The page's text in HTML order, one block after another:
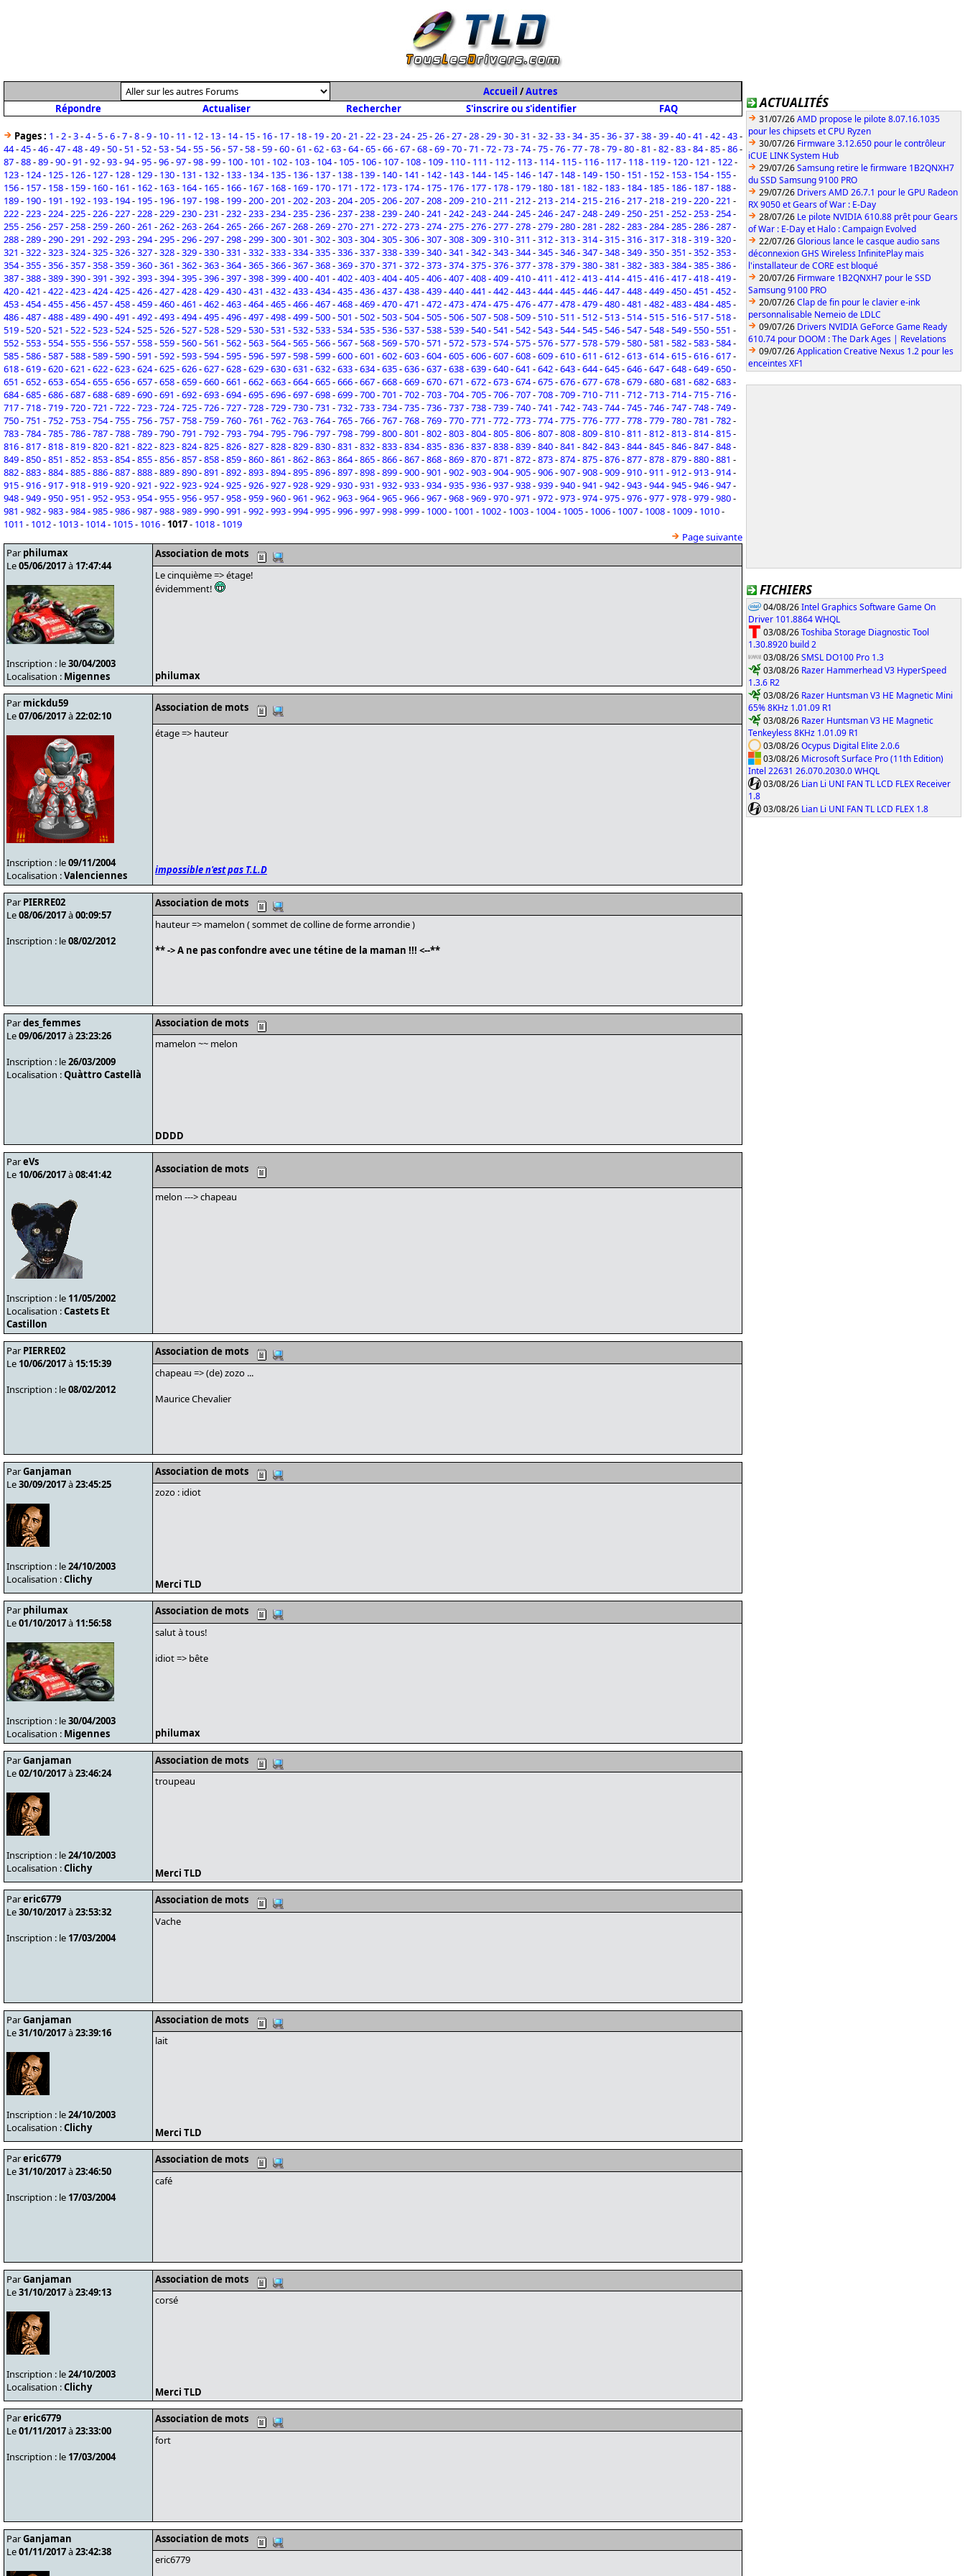
ACTUALITÉS
31/07/26AMD propose le pilote 8.07.16.1035
pour les chipsets et CPU Ryzen
30/07/26 Firmware 3.12.650 pour le contrôleur
iCUE LINK System Hub
29/07/26Samsung retire le firmware 1B2QNXH7
du SSD Samsung 9100 PRO
29/07/26 Drivers AMD 26.7.1 pour le GPU Radeon
RX 9050 et Gears of War : E-Day
28/07/26 Le pilote NVIDIA 610.88 prêt pour Gears
of War : E-Day et Halo : Campaign Evolved
22/07/26Glorious lance le casque audio sans
déconnexion GHS Wireless InfinitePlay mais
l'installateur de CORE est bloqué
20/07/26 Firmware 1B2QNXH7 pour le SSD
Samsung 9100 PRO
20/07/26Clap de fin pour le clavier e-ink
personnalisable Nemeio de LDLC
09/07/26 Drivers NVIDIA GeForce Game Ready
610.74 pour DOOM : The Dark Ages | Revelations
09/07/26Application Creative Nexus 1.2 pour les
enceintes XF1
FICHIERS
04/08/26Intel Graphics Software Game On
Driver 101.8864 WHQL
03/08/26Toshiba Storage Diagnostic Tool
1.30.8920 build 2
03/08/26SMSL DO100 Pro 1.3
03/08/26 Razer Hammerhead V3 HyperSpeed
1.3.6 R2
03/08/26 Razer Huntsman V3 HE Magnetic Mini
65% 8KHz 1.01.09 R1
03/08/26 Razer Huntsman V3 HE Magnetic
Tenkeyless 8KHz 1.01.09 R1
03/08/26Ocypus Digital Elite 2.0.6
03/08/26 Microsoft Surface Pro (11th Edition)
Intel 22631 26.070.2030.0 WHQL
03/08/26 Lian Li UNI FAN TL LCD FLEX Receiver
1.8
03/08/26 Lian Li UNI FAN TL LCD FLEX 1.8
Accueil /Autres
Répondre
Actualiser Rechercher S'inscrire ou s'identifier FAQ
Pages : 1 -2-3-4-5-6-7-8-9- 10- 11 - 12- 13- 14- 15- 16- 17- 18- 19-20-21 -22-23-24-25-26-27-28-29-30-31 -32-33-34-35-36-37-38-39-40-41 -42-43-
44-45-46-47-48-49-50-51 -52-53-54-55-56-57-58-59-60-61 -62-63-64-65-66-67-68-69-70-71 -72-73-74-75-76-77-78-79-80-81 -82-83-84-85-86-
87-88-89-90-91 -92-93-94-95-96-97-98-99- 100- 101 - 102- 103- 104- 105- 106- 107- 108- 109- 110- 111 - 112- 113- 114- 115- 116- 117- 118- 119- 120- 121 - 122-
123- 124- 125- 126- 127- 128- 129- 130- 131 - 132- 133- 134- 135- 136- 137- 138- 139- 140- 141 - 142- 143- 144- 145- 146- 147- 148- 149- 150- 151 - 152- 153- 154- 155-
156- 157- 158- 159- 160- 161 - 162- 163- 164- 165- 166- 167- 168- 169- 170- 171 - 172- 173- 174- 175- 176- 177- 178- 179- 180- 181 - 182- 183- 184- 185- 186- 187- 188-
189- 190- 191 - 192- 193- 194- 195- 196- 197- 198- 199-200-201 -202-203-204-205-206-207-208-209-210-211 -212-213-214-215-216-217-218-219-220-221 -
222-223-224-225-226-227-228-229-230-231 -232-233-234-235-236-237-238-239-240-241 -242-243-244-245-246-247-248-249-250-251 -252-253-254-
255-256-257-258-259-260-261 -262-263-264-265-266-267-268-269-270-271 -272-273-274-275-276-277-278-279-280-281 -282-283-284-285-286-287-
288-289-290-291 -292-293-294-295-296-297-298-299-300-301 -302-303-304-305-306-307-308-309-310-311 -312-313-314-315-316-317-318-319-320-
321 -322-323-324-325-326-327-328-329-330-331 -332-333-334-335-336-337-338-339-340-341 -342-343-344-345-346-347-348-349-350-351 -352-353-
354-355-356-357-358-359-360-361 -362-363-364-365-366-367-368-369-370-371 -372-373-374-375-376-377-378-379-380-381 -382-383-384-385-386-
387-388-389-390-391 -392-393-394-395-396-397-398-399-400-401 -402-403-404-405-406-407-408-409-410-411 -412-413-414-415-416-417-418-419-
420-421 -422-423-424-425-426-427-428-429-430-431 -432-433-434-435-436-437-438-439-440-441 -442-443-444-445-446-447-448-449-450-451 -452-
453-454-455-456-457-458-459-460-461 -462-463-464-465-466-467-468-469-470-471 -472-473-474-475-476-477-478-479-480-481 -482-483-484-485-
486-487-488-489-490-491 -492-493-494-495-496-497-498-499-500-501 -502-503-504-505-506-507-508-509-510-511 -512-513-514-515-516-517-518-
519-520-521 -522-523-524-525-526-527-528-529-530-531 -532-533-534-535-536-537-538-539-540-541 -542-543-544-545-546-547-548-549-550-551 -
552-553-554-555-556-557-558-559-560-561 -562-563-564-565-566-567-568-569-570-571 -572-573-574-575-576-577-578-579-580-581 -582-583-584-
585-586-587-588-589-590-591 -592-593-594-595-596-597-598-599-600-601 -602-603-604-605-606-607-608-609-610-611 -612-613-614-615-616-617-
618-619-620-621 -622-623-624-625-626-627-628-629-630-631 -632-633-634-635-636-637-638-639-640-641 -642-643-644-645-646-647-648-649-650-
651 -652-653-654-655-656-657-658-659-660-661 -662-663-664-665-666-667-668-669-670-671 -672-673-674-675-676-677-678-679-680-681 -682-683-
684-685-686-687-688-689-690-691 -692-693-694-695-696-697-698-699-700-701 -702-703-704-705-706-707-708-709-710-711 -712-713-714-715-716-
717-718-719-720-721 -722-723-724-725-726-727-728-729-730-731 -732-733-734-735-736-737-738-739-740-741 -742-743-744-745-746-747-748-749-
750-751 -752-753-754-755-756-757-758-759-760-761 -762-763-764-765-766-767-768-769-770-771 -772-773-774-775-776-777-778-779-780-781 -782-
783-784-785-786-787-788-789-790-791 -792-793-794-795-796-797-798-799-800-801 -802-803-804-805-806-807-808-809-810-811 -812-813-814-815-
816-817-818-819-820-821 -822-823-824-825-826-827-828-829-830-831 -832-833-834-835-836-837-838-839-840-841 -842-843-844-845-846-847-848-
849-850-851 -852-853-854-855-856-857-858-859-860-861 -862-863-864-865-866-867-868-869-870-871 -872-873-874-875-876-877-878-879-880-881 -
882-883-884-885-886-887-888-889-890-891 -892-893-894-895-896-897-898-899-900-901 -902-903-904-905-906-907-908-909-910-911 -912-913-914-
915-916-917-918-919-920-921 -922-923-924-925-926-927-928-929-930-931 -932-933-934-935-936-937-938-939-940-941 -942-943-944-945-946-947-
948-949-950-951 -952-953-954-955-956-957-958-959-960-961 -962-963-964-965-966-967-968-969-970-971 -972-973-974-975-976-977-978-979-980-
981 -982-983-984-985-986-987-988-989-990-991 -992-993-994-995-996-997-998-999- 1000- 1001 - 1002- 1003- 1004- 1005- 1006- 1007- 1008- 1009- 1010-
1011 - 1012- 1013- 1014- 1015- 1016- 1017- 1018- 1019
Page suivante
Par philumax
Le05/06/2017à 17:47:44
Inscription : le30/04/2003
Localisation : Migennes
Association de mots
Le cinquième => étage!
évidemment!
philumax
Par mickdu59
Le07/06/2017à22:02:10
Inscription : le09/11/2004
Localisation :Valenciennes
Association de mots
étage => hauteur
impossible n'est pas T.L.D
Par PIERRE02
Le08/06/2017à00:09:57
Inscription : le08/02/2012
Association de mots
hauteur => mamelon ( sommet de colline de forme arrondie )
** -> A ne pas confondre avec une tétine de la maman !!! <--**
Pardes_femmes
Le09/06/2017à23:23:26
Inscription : le26/03/2009
Localisation :Quàttro Castellà
Association de mots
mamelon ~~ melon
DDDD
PareVs
Le 10/06/2017à08:41:42
Inscription : le 11/05/2002
Localisation :Castets Et
Castillon
Association de mots
melon ---> chapeau
Par PIERRE02
Le 10/06/2017à 15:15:39
Inscription : le08/02/2012
Association de mots
chapeau => (de) zozo ...
Maurice Chevalier
ParGanjaman
Le30/09/2017à23:45:25
Inscription : le24/10/2003
Localisation :Clichy
Association de mots
zozo : idiot
Merci TLD
Par philumax
Le01/10/2017à 11:56:58
Inscription : le30/04/2003
Localisation : Migennes
Association de mots
salut à tous!
idiot => bête
philumax
ParGanjaman
Le02/10/2017à23:46:24
Inscription : le24/10/2003
Localisation :Clichy
Association de mots
troupeau
Merci TLD
Pareric6779
Le30/10/2017à23:53:32
Inscription : le 17/03/2004
Association de mots
Vache
ParGanjaman
Le31/10/2017à23:39:16
Inscription : le24/10/2003
Localisation :Clichy
Association de mots
lait
Merci TLD
Pareric6779
Le31/10/2017à23:46:50
Inscription : le 17/03/2004
Association de mots
café
ParGanjaman
Le31/10/2017à23:49:13
Inscription : le24/10/2003
Localisation :Clichy
Association de mots
corsé
Merci TLD
Pareric6779
Le01/11/2017à23:33:00
Inscription : le 17/03/2004
Association de mots
fort
ParGanjaman
Le01/11/2017à23:42:38
Association de mots
eric6779